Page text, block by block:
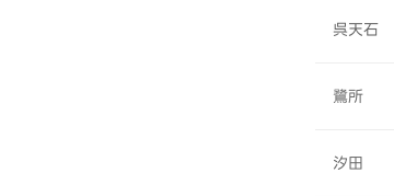
呉天石
鷺所
汐田